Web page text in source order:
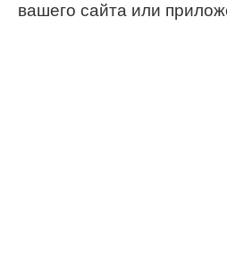
вашего сайта или